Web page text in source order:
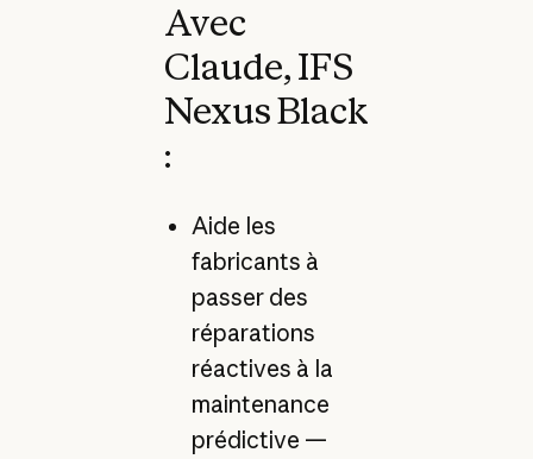
Avec
Claude, IFS
Nexus Black
:
Aide les
fabricants à
passer des
réparations
réactives à la
maintenance
prédictive —